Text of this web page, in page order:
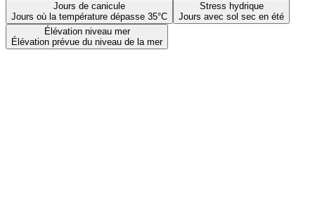
Jours de canicule
Jours où la température dépasse 35°C
Stress hydrique
Jours avec sol sec en été
Élévation niveau mer
Élévation prévue du niveau de la mer